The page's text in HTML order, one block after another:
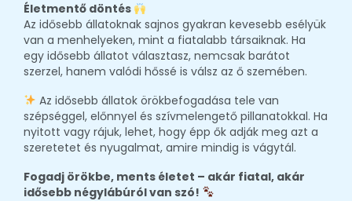
Életmentő döntés
Az idősebb állatoknak sajnos gyakran kevesebb esélyük
van a menhelyeken, mint a fiatalabb társaiknak. Ha
egy idősebb állatot választasz, nemcsak barátot
szerzel, hanem valódi hőssé is válsz az ő szemében.
Az idősebb állatok örökbefogadása tele van
szépséggel, előnnyel és szívmelengető pillanatokkal. Ha
nyitott vagy rájuk, lehet, hogy épp ők adják meg azt a
szeretetet és nyugalmat, amire mindig is vágytál.
Fogadj örökbe, ments életet – akár fiatal, akár
idősebb négylábúról van szó!